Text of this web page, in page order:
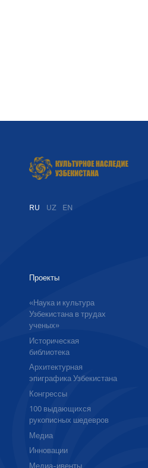
RU UZ EN
Проекты
«Наука и культура
Узбекистана в трудах
ученых»
Историческая
библиотека
Архитектурная
эпиграфика Узбекистана
Конгрессы
100 выдающихся
рукописных шедевров
Медиа
Инновации
Медиа-ивенты